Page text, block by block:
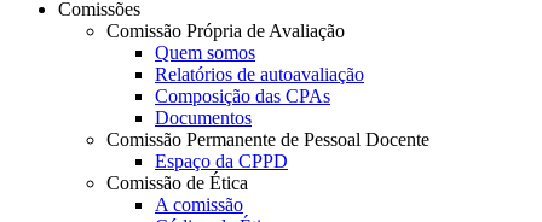
Comissões
Comissão Própria de Avaliação
Quem somos
Relatórios de autoavaliação
Composição das CPAs
Documentos
Comissão Permanente de Pessoal Docente
Espaço da CPPD
Comissão de Ética
A comissão